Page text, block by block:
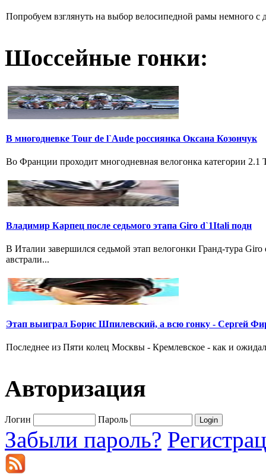
Попробуем взглянуть на выбор велосипедной рамы немного с
Шоссейные гонки:
В многодневке Tour de l`Aude россиянка Оксана Козончук
Во Франции проходит многодневная велогонка категории
Владимир Карпец после седьмого этапа Giro d`1Itali подн
В Италии завершился седьмой этап велогонки Гранд-тура
австрали...
Этап выиграл Борис Шпилевский, а всю гонку - Сергей
Последнее из Пяти колец Москвы - Кремлевское - как и
Авторизация
Логин Пароль
Забыли пароль?